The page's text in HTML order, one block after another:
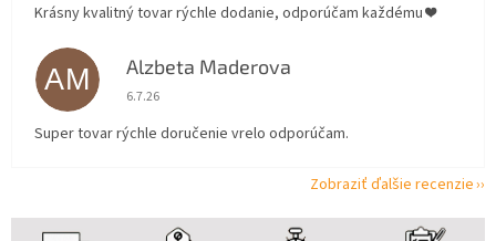
Krásny kvalitný tovar rýchle dodanie, odporúčam každému ❤️
AM Alzbeta Maderova
Hodnotenie obchodu je 5 z 5 hviezdičiek.
6.7.26
Super tovar rýchle doručenie vrelo odporúčam.
Zobraziť ďalšie recenzie